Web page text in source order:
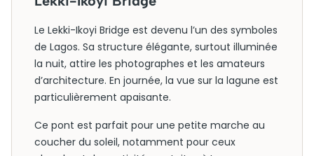
Le Lekki-Ikoyi Bridge est devenu l’un des symboles
de Lagos. Sa structure élégante, surtout illuminée
la nuit, attire les photographes et les amateurs
d’architecture. En journée, la vue sur la lagune est
particulièrement apaisante.
Ce pont est parfait pour une petite marche au
coucher du soleil, notamment pour ceux